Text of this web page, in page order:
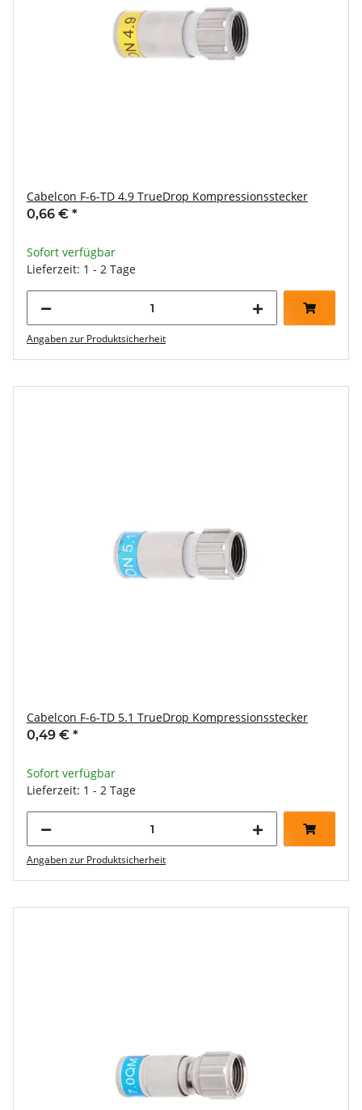
Cabelcon F-6-TD 4.9 TrueDrop Kompressionsstecker
0,66 € *
Sofort verfügbar
Lieferzeit: 1 - 2 Tage
Angaben zur Produktsicherheit
Cabelcon F-6-TD 5.1 TrueDrop Kompressionsstecker
0,49 € *
Sofort verfügbar
Lieferzeit: 1 - 2 Tage
Angaben zur Produktsicherheit